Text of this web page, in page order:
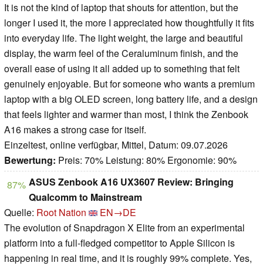
It is not the kind of laptop that shouts for attention, but the
longer I used it, the more I appreciated how thoughtfully it fits
into everyday life. The light weight, the large and beautiful
display, the warm feel of the Ceraluminum finish, and the
overall ease of using it all added up to something that felt
genuinely enjoyable. But for someone who wants a premium
laptop with a big OLED screen, long battery life, and a design
that feels lighter and warmer than most, I think the Zenbook
A16 makes a strong case for itself.
Einzeltest, online verfügbar, Mittel, Datum: 09.07.2026
Bewertung: Preis: 70% Leistung: 80% Ergonomie: 90%
87% ASUS Zenbook A16 UX3607 Review: Bringing
Qualcomm to Mainstream
Quelle: Root Nation
EN→DE
The evolution of Snapdragon X Elite from an experimental
platform into a full-fledged competitor to Apple Silicon is
happening in real time, and it is roughly 99% complete. Yes,